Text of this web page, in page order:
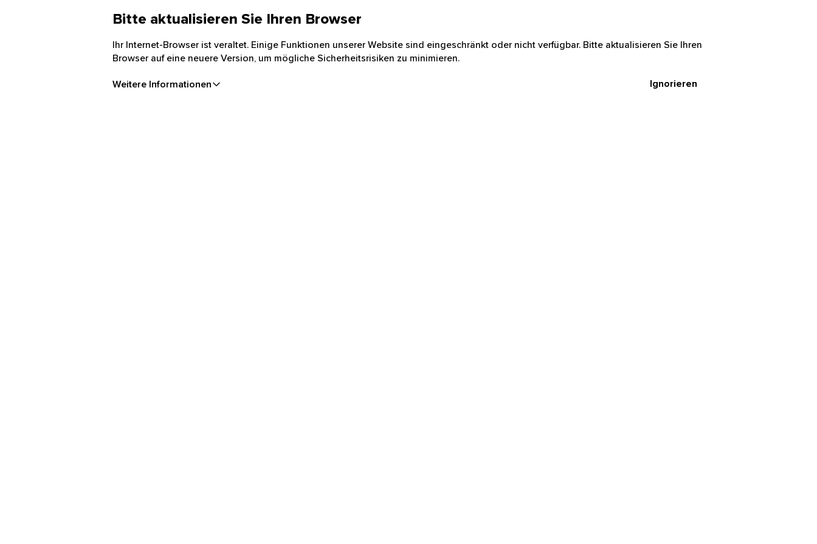
Bitte aktualisieren Sie Ihren Browser
Ihr Internet-Browser ist veraltet. Einige Funktionen unserer Website sind eingeschränkt oder nicht verfügbar. Bitte aktualisieren Sie Ihren
Browser auf eine neuere Version, um mögliche Sicherheitsrisiken zu minimieren.
Weitere Informationen Ignorieren